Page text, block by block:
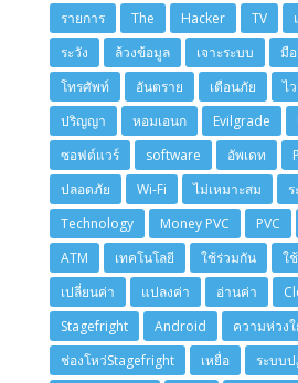
รายการ The Hacker TV
ระวัง
ล้วงข้อมูล เจาะระบบ มื
โทรศัพท์
อันตราย เตือนภัย ไ
ปริญญา
หอมเอนก Evilgrade
ซอฟต์แวร์
software อัพเดท
ปลอดภัย
Wi-Fi ไม่เหมาะสม
Technology
Money PVC PVC
ATM
เทคโนโลยี ใช้ร่วมกัน ใช้
เปลี่ยนค่า
แปลงค่า อ่านค่า
Stagefright
Android
ความห่วงใ
ช่องโหว่Stagefright
เหยื่อ
ระบบ